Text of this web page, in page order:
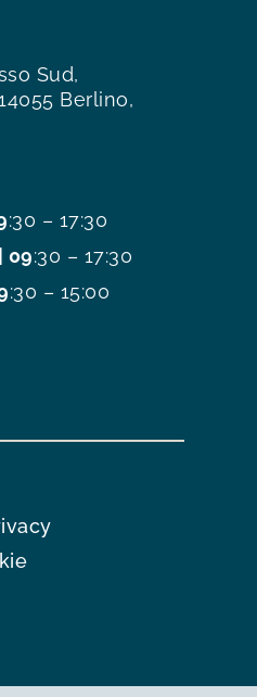
Sud,
Berlino,
:30 – 17:30
| 09:30 – 17:30
:30 – 15:00